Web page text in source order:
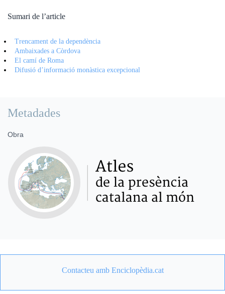
Sumari de l’article
Trencament de la dependència
Ambaixades a Còrdova
El camí de Roma
Difusió d’informació monàstica excepcional
Metadades
Obra
Contacteu amb Enciclopèdia.cat